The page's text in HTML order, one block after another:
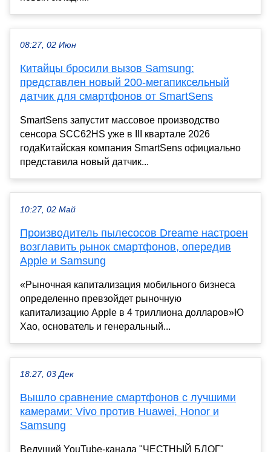
08:27, 02 Июн
Китайцы бросили вызов Samsung:
представлен новый 200-мегапиксельный
датчик для смартфонов от SmartSens
SmartSens запустит массовое производство
сенсора SCC62HS уже в III квартале 2026
годаКитайская компания SmartSens официально
представила новый датчик...
10:27, 02 Май
Производитель пылесосов Dreame настроен
возглавить рынок смартфонов, опередив
Apple и Samsung
«Рыночная капитализация мобильного бизнеса
определенно превзойдет рыночную
капитализацию Apple в 4 триллиона долларов»Ю
Хао, основатель и генеральный...
18:27, 03 Дек
Вышло сравнение смартфонов с лучшими
камерами: Vivo против Huawei, Honor и
Samsung
Ведущий YouTube-канала "ЧЕСТНЫЙ БЛОГ"